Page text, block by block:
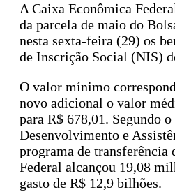
A Caixa Econômica
da parcela de maio do
nesta sexta-feira (29) os
de Inscrição Social (NIS)
O valor mínimo
novo adicional o valor
para R$ 678,01. Segundo
Desenvolvimento e
programa de transferência
Federal alcançou 19,08
gasto de R$ 12,9 bilhões.